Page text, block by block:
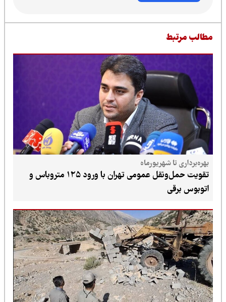
مرتبط
بهره‌برداری تا شهریورماه
تقویت حمل‌ونقل عمومی تهران با ورود ۱۲۵ متروباس و
اتوبوس برقی